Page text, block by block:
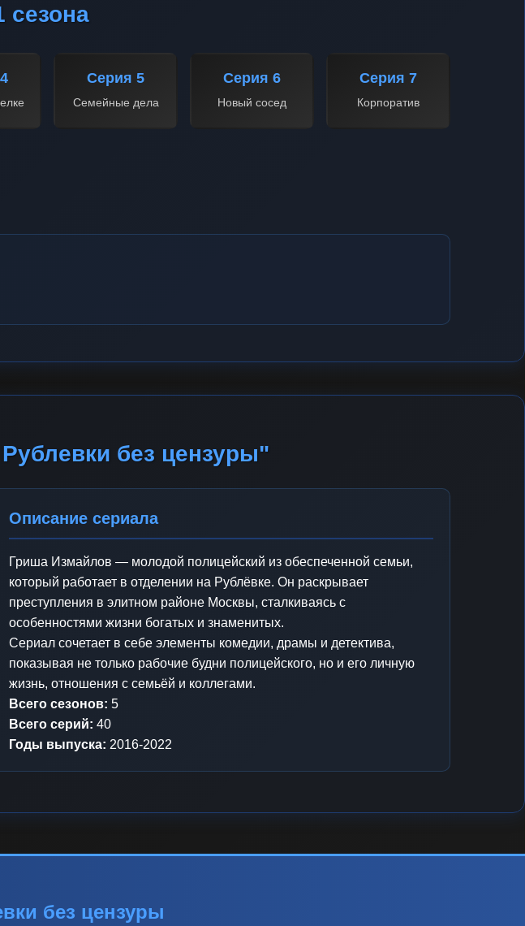
сезона
Серия 5
Семейные дела
Серия 6
Новый сосед
Серия 7
Корпоратив
без цензуры"
Описание сериала
Гриша Измайлов — молодой полицейский из обеспеченной семьи,
который работает в отделении на Рублёвке. Он раскрывает
преступления в элитном районе Москвы, сталкиваясь с
особенностями жизни богатых и знаменитых.
Сериал сочетает в себе элементы комедии, драмы и детектива,
показывая не только рабочие будни полицейского, но и его личную
жизнь, отношения с семьёй и коллегами.
Всего сезонов: 5
Всего серий: 40
Годы выпуска: 2016-2022
без цензуры